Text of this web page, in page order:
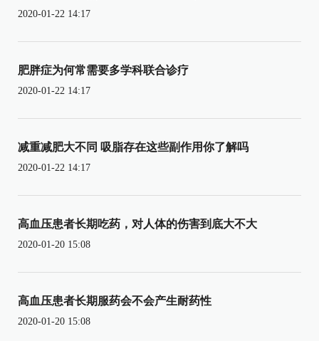
2020-01-22 14:17
肥胖症为何常需要多学科联合诊疗
2020-01-22 14:17
减重减肥大不同 吸脂存在这些副作用你了解吗
2020-01-22 14:17
高血压患者长期吃药，对人体的伤害到底大不大
2020-01-20 15:08
高血压患者长期服药会不会产生耐药性
2020-01-20 15:08